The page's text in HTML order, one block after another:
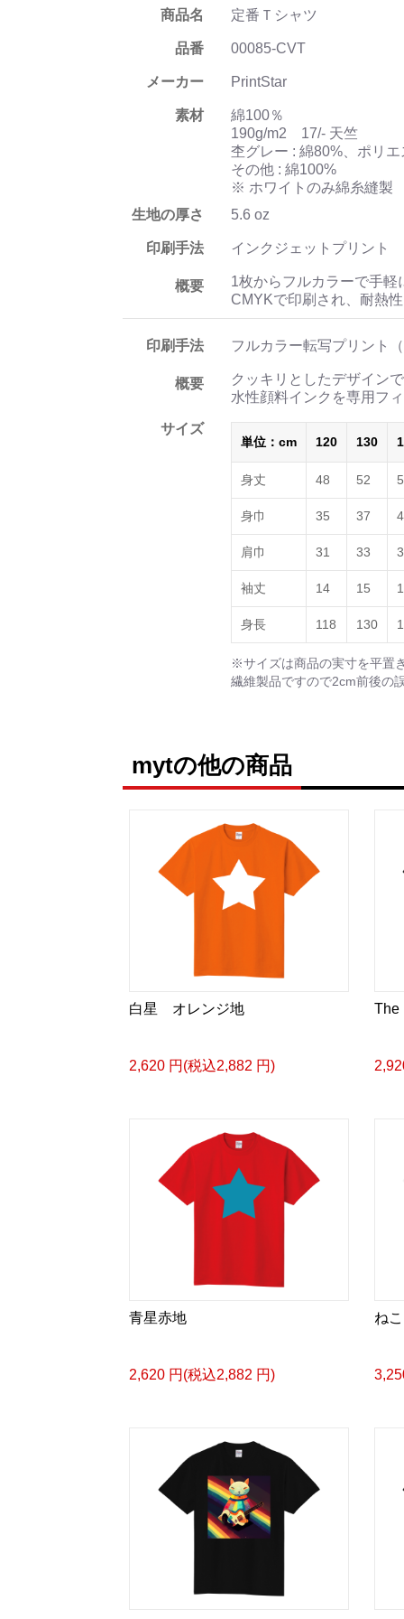
商品名 定番Ｔシャツ
品番 00085-CVT
メーカー PrintStar
素材
綿100％
190g/m2 17/- 天竺
杢グレー : 綿80%、ポリ
その他 : 綿100%
※ ホワイトのみ綿糸縫製
生地の厚さ
5.6 oz
印刷手法 インクジェットプリント
概要
1枚からフルカラーで手
CMYKで印刷され、耐熱
印刷手法 フルカラー転写プリント
概要
クッキリとしたデザイン
水性顔料インクを専用フ
サイズ
単位：cm 120 130
身丈 48 52
身巾 35 37
肩巾 31 33
袖丈 14 15
身長 118 130
※サイズは商品の実寸を平置
繊維製品ですので2cm前後の
mytの他の商品
白星 オレンジ地
2,620 円(税込2,882 円)
The
青星赤地
2,620 円(税込2,882 円)
ね